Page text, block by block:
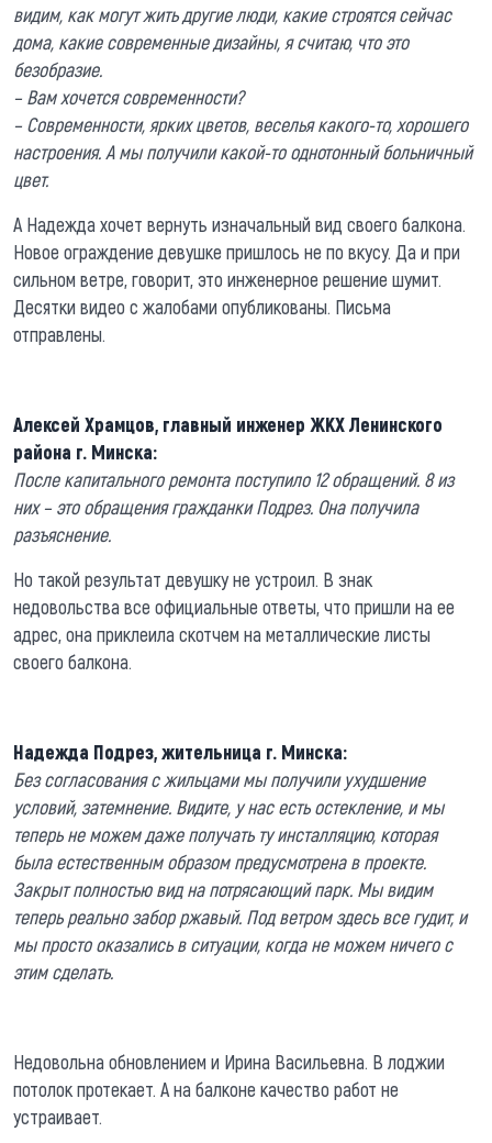
видим, как могут жить другие люди, какие строятся сейчас
дома, какие современные дизайны, я считаю, что это
безобразие.
– Вам хочется современности?
– Современности, ярких цветов, веселья какого-то, хорошего
настроения. А мы получили какой-то однотонный больничный
цвет.
А Надежда хочет вернуть изначальный вид своего балкона.
Новое ограждение девушке пришлось не по вкусу. Да и при
сильном ветре, говорит, это инженерное решение шумит.
Десятки видео с жалобами опубликованы. Письма
отправлены.
Алексей Храмцов, главный инженер ЖКХ Ленинского
района г. Минска:
После капитального ремонта поступило 12 обращений. 8 из
них – это обращения гражданки Подрез. Она получила
разъяснение.
Но такой результат девушку не устроил. В знак
недовольства все официальные ответы, что пришли на ее
адрес, она приклеила скотчем на металлические листы
своего балкона.
Надежда Подрез, жительница г. Минска:
Без согласования с жильцами мы получили ухудшение
условий, затемнение. Видите, у нас есть остекление, и мы
теперь не можем даже получать ту инсталляцию, которая
была естественным образом предусмотрена в проекте.
Закрыт полностью вид на потрясающий парк. Мы видим
теперь реально забор ржавый. Под ветром здесь все гудит, и
мы просто оказались в ситуации, когда не можем ничего с
этим сделать.
Недовольна обновлением и Ирина Васильевна. В лоджии
потолок протекает. А на балконе качество работ не
устраивает.